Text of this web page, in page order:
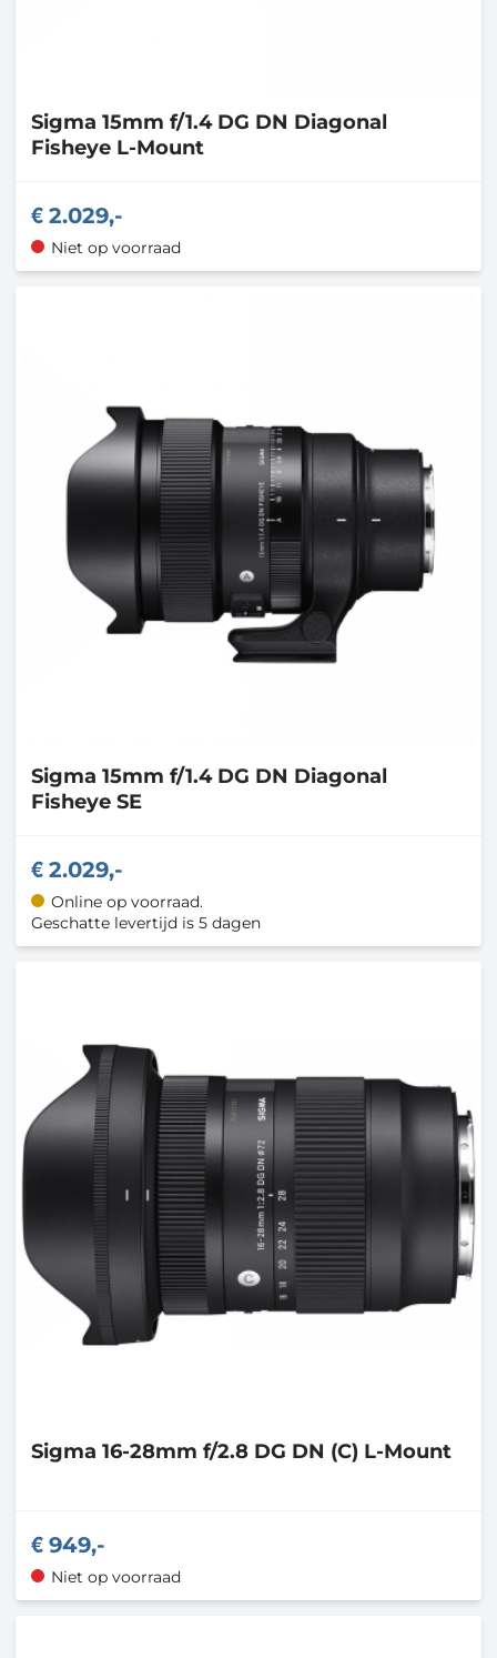
Sigma 15mm f/1.4 DG DN Diagonal
Fisheye L-Mount
2.029,-
Niet op voorraad
Sigma 15mm f/1.4 DG DN Diagonal
Fisheye SE
2.029,-
Online op voorraad.
Geschatte levertijd is 5 dagen
Sigma 16-28mm f/2.8 DG DN (C) L-Mount
949,-
Niet op voorraad